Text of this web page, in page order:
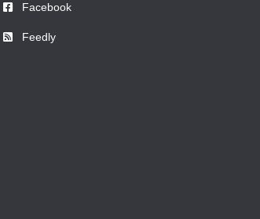
Facebook
Feedly